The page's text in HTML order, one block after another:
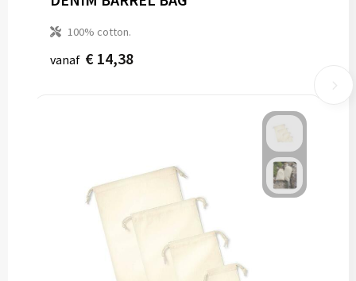
100% cotton.
vanaf € 14,38